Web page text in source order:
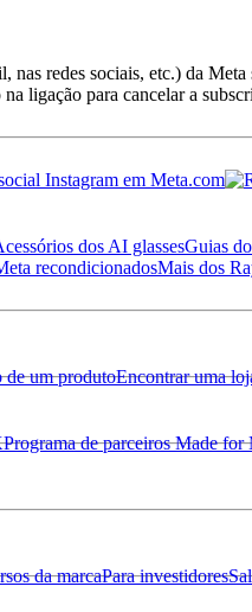
redes sociais, etc.) da
ligação para cancelar a
dos AI glassesGuias
recondicionadosMais dos
de um produtoEncontrar uma
Programa de parceiros Made for
da marcaPara investidores